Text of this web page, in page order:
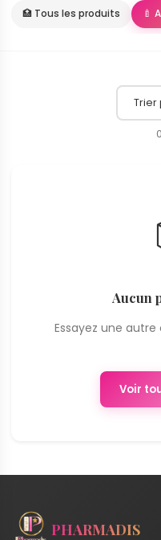
🏥 Tous les produits 🍼
Aucun
Essayez une
Voir
PHARMADIS